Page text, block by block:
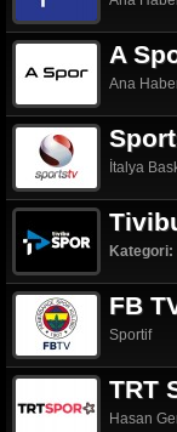
A
Ana
İtalya
Kategori:
FB
Sportif
TRT
Hasan